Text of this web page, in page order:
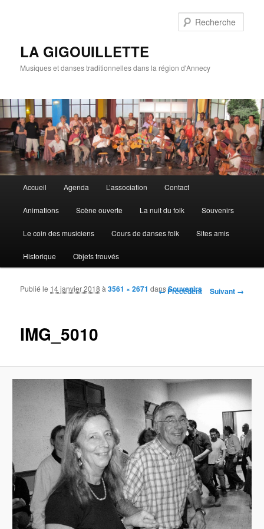
LA GIGOUILLETTE
Musiques et danses traditionnelles dans la région d'Annecy
Aller au contenu principal
Aller au contenu secondaire
Accueil Agenda L’association Contact
Animations Scène ouverte La nuit du folk Souvenirs
Le coin des musiciens Cours de danses folk Sites amis
Historique Objets trouvés
Navigation des images
← Précédent Suivant →
IMG_5010
Publié le 14 janvier 2018 à3561 × 2671 dansSouvenirs